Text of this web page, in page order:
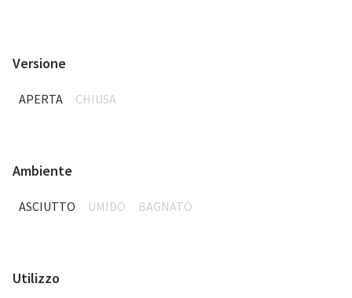
Versione
APERTA CHIUSA
Ambiente
ASCIUTTO UMIDO BAGNATO
Utilizzo